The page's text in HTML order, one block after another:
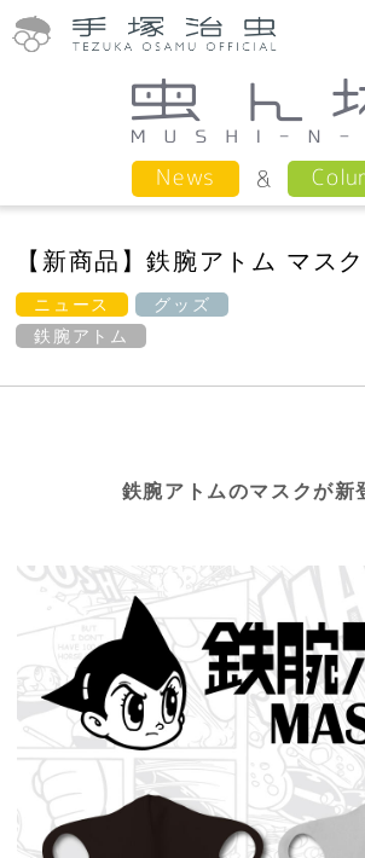
News
【新商品】鉄腕アトム マスク
ニュース
グッズ
鉄腕アトム
鉄腕アトムのマスクが新